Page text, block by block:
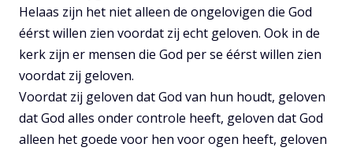
Helaas zijn het niet alleen de ongelovigen die God
éérst willen zien voordat zij echt geloven. Ook in de
kerk zijn er mensen die God per se éérst willen zien
voordat zij geloven.
Voordat zij geloven dat God van hun houdt, geloven
dat God alles onder controle heeft, geloven dat God
alleen het goede voor hen voor ogen heeft, geloven